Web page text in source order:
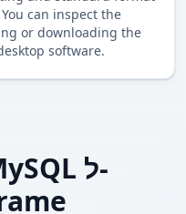
can inspect the
or downloading the
software.